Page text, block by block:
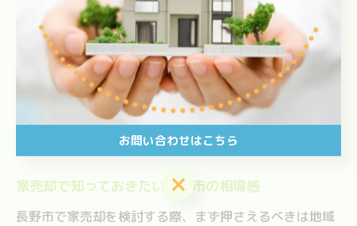
全な家売却の近道です。
安心感ある家売却のための長野市ガイ
ド
家売却で知っておきたい長野市の相場感
長野市で家売却を検討する際、まず押さえるべきは地域
お問い合わせはこちら
お問い合わせはこちら